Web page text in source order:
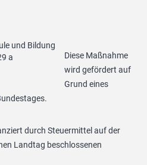
und Bildung
a
Diese Maßnahme
wird gefördert auf
Grund eines
durch Steuermittel auf der
Landtag beschlossenen